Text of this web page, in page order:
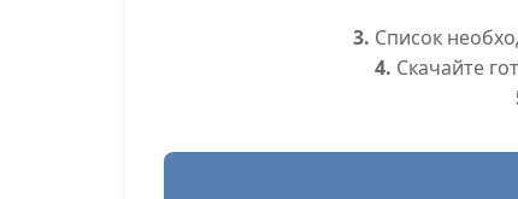
3. Список
4. Скачайте